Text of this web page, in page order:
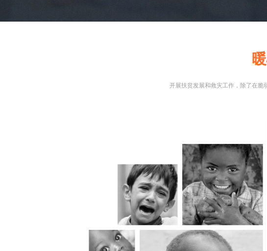
开展扶贫发展和救灾工作，除了在脆